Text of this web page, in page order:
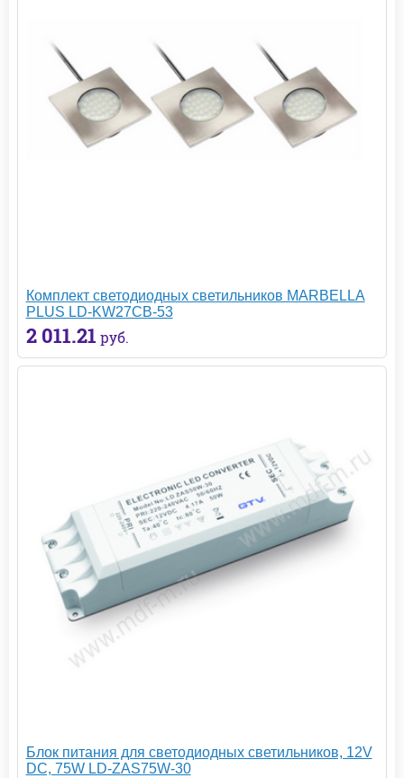
Комплект светодиодных светильников MARBELLA
PLUS LD-KW27CB-53
2 011.21 руб.
Блок питания для светодиодных светильников, 12V
DC, 75W LD-ZAS75W-30